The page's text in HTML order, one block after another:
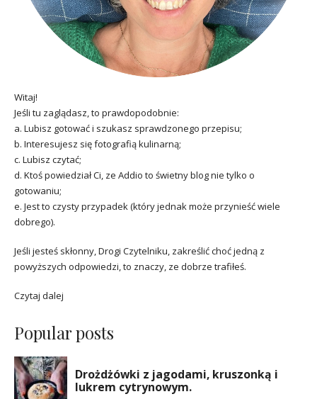
Witaj!
Jeśli tu zaglądasz, to prawdopodobnie:
a. Lubisz gotować i szukasz sprawdzonego przepisu;
b. Interesujesz się fotografią kulinarną;
c. Lubisz czytać;
d. Ktoś powiedział Ci, ze Addio to świetny blog nie tylko o
gotowaniu;
e. Jest to czysty przypadek (który jednak może przynieść wiele
dobrego).
Jeśli jesteś skłonny, Drogi Czytelniku, zakreślić choć jedną z
powyższych odpowiedzi, to znaczy, ze dobrze trafiłeś.
Czytaj dalej
Popular posts